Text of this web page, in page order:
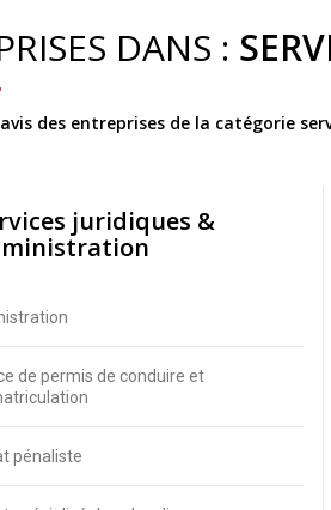
DANS :
des entreprises de la catégorie
juridiques &
de permis de conduire et
pénaliste